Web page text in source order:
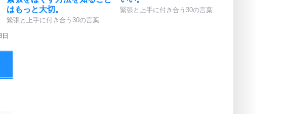
はもっと大切。
緊張と上手に付き合う30の言葉
緊張と上手に付き合う30の言葉